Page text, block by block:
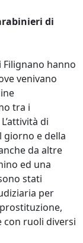
di
Filignano hanno
venivano
tra i
di
giorno e della
da altre
ed una
stati
per
con ruoli diversi